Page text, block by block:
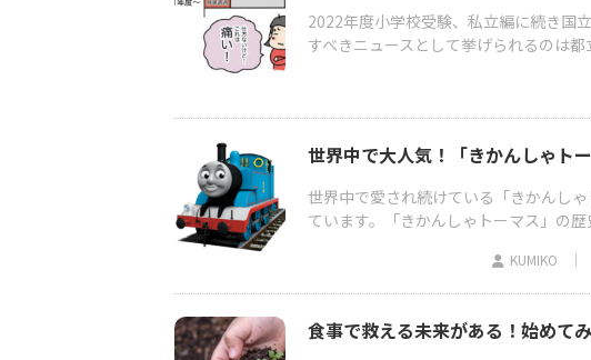
2022年度小学校受験、私立編に続き国
すべきニュースとして挙げられるのは
世界中で大人気！「きかんしゃト
世界中で愛され続けている「きかんし
ています。「きかんしゃトーマス」の
KUMIKO
食事で救える未来がある！始めて